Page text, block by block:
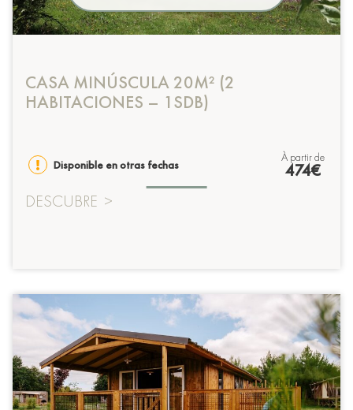
CASA MINÚSCULA 20M² (2
HABITACIONES – 1SDB)
Disponible en otras fechas
à partir de
474€
DESCUBRE >